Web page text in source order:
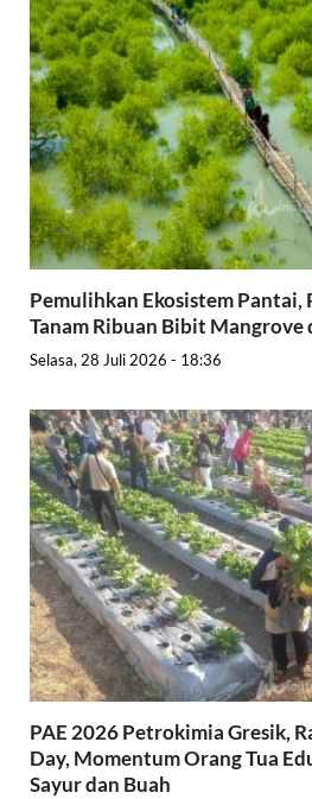
Pemulihkan Ekosistem
Tanam Ribuan Bibit Mangrove
Selasa, 28 Juli 2026 - 18:36
PAE 2026 Petrokimia Gresik,
Day, Momentum Orang Tua
Sayur dan Buah